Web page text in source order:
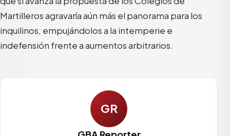
Martilleros agravaría aún más el panorama para los
inquilinos, empujándolos a la intemperie e
indefensión frente a aumentos arbitrarios.
GR